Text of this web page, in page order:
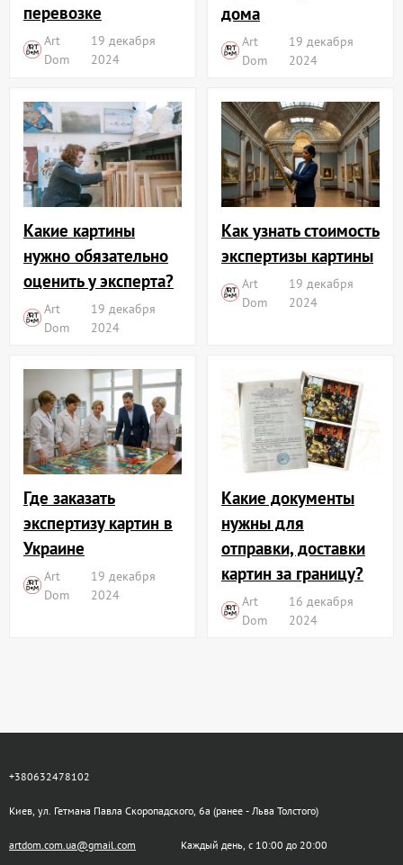
перевозке
Art
Dom
19 декабря
2024
дома
Art
Dom
19 декабря
2024
Какие картины
нужно обязательно
оценить у эксперта?
Art
Dom
19 декабря
2024
Как узнать стоимость
экспертизы картины
Art
Dom
19 декабря
2024
Где заказать
экспертизу картин в
Украине
Art
Dom
19 декабря
2024
Какие документы
нужны для
отправки, доставки
картин за границу?
Art
Dom
16 декабря
2024
+380632478102
Киев, ул. Гетмана Павла Скоропадского, 6а (ранее - Льва Толстого)
artdom.com.ua@gmail.com Каждый день, с 10:00 до 20:00